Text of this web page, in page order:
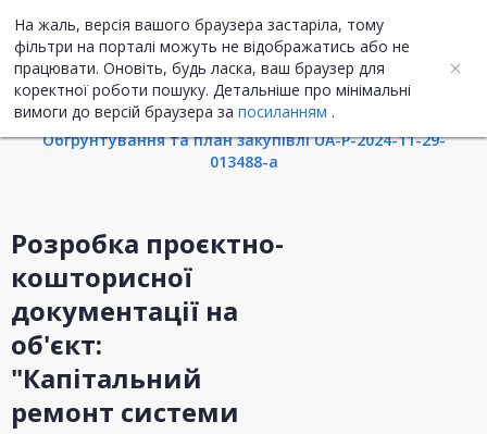
На жаль, версія вашого браузера застаріла, тому
фільтри на порталі можуть не відображатись або не
працювати. Оновіть, будь ласка, ваш браузер для
коректної роботи пошуку. Детальніше про мінімальні
вимоги до версій браузера за посиланням .
UA ENG
Інформація про закупівлю
Обгрунтування та план закупівлі UA-P-2024-11-29-
013488-a
Розробка проєктно-
кошторисної
документації на
об'єкт:
"Капітальний
ремонт системи